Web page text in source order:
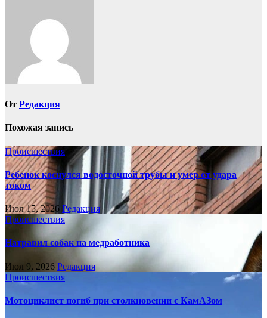
От Редакция
Похожая запись
Происшествия
Ребенок коснулся водосточной трубы и умер от удара
током
Июл 15, 2026 Редакция
Происшествия
Натравил собак на медработника
Июл 9, 2026 Редакция
Происшествия
Мотоциклист погиб при столкновении с КамАЗом